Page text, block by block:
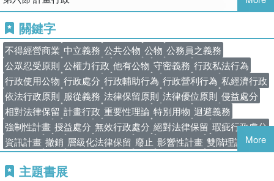
之出版，并此致謝。
2023年仲夏於府城
第二章 行政法之法律原則
第一節 誠實信用原則
第二節 信賴保護原則
第三節 明確性原則
第四節 差別待遇禁止原則
第五節 比例原則
第六節 依法行政原則
第三章 行政判斷與行政裁量
第一節 行政判斷
第二節 行政裁量
關鍵字
不得經營商業 中立義務 公共公物 公物 公務員之義務
公眾忍受原則 公權力行政 他有公物 守密義務 行政私法行為
行政使用公物 行政處分 行政輔助行為 行政營利行為 私經濟行政
依法行政原則 服從義務 法律保留原則 法律優位原則 侵益處分
相對法律保留 計畫行政 重要性理論 特別用物 迴避義務
強制性計畫 授益處分 無效行政處分 絕對法律保留 瑕疵行政處分
資訊計畫 撤銷 層級化法律保留 廢止 影響性計畫 雙階理論 More
主題書展